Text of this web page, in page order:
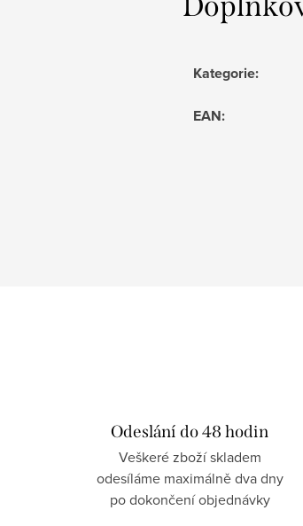
Kategorie:
EAN:
Odeslání do 48 hodin
Veškeré zboží skladem
odesíláme maximálně dva dny
po dokončení objednávky